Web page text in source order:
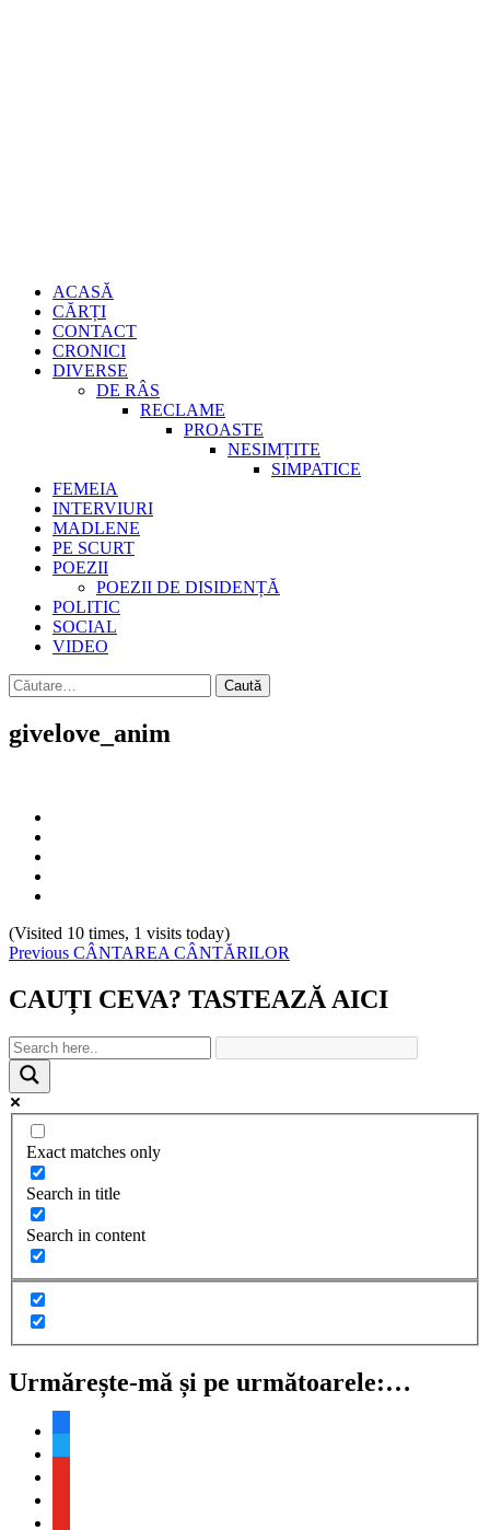
Primary
Menu
ACASĂ
CĂRȚI
CONTACT
CRONICI
DIVERSE
DE RÂS
RECLAME
PROASTE
NESIMȚITE
SIMPATICE
FEMEIA
INTERVIURI
MADLENE
PE SCURT
POEZII
POEZII DE DISIDENȚĂ
POLITIC
SOCIAL
VIDEO
Caută
după:
givelove_anim
(Visited 10 times, 1 visits today)
Continue
Reading
Previous CÂNTAREA CÂNTĂRILOR
CAUȚI CEVA? TASTEAZĂ AICI
Exact matches only
Search in title
Search in content
Urmărește-mă și pe următoarele:…